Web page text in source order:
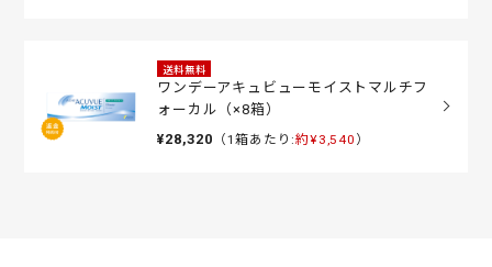
送料無料
ワンデーアキュビューモイストマルチフ
ォーカル（×8箱）
¥28,320 （1箱あたり:約¥3,540 ）